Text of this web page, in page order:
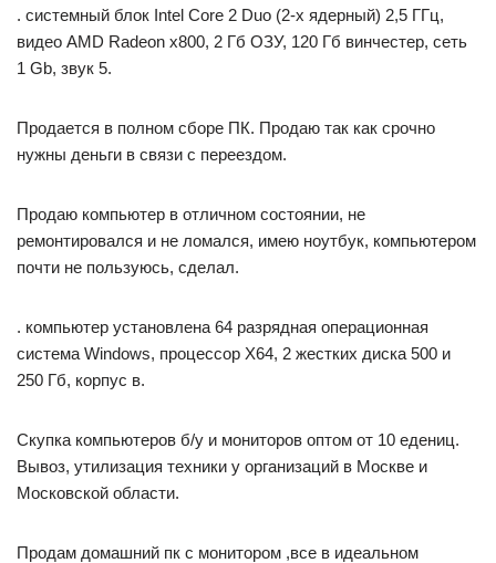
. системный блок Intel Core 2 Duo (2-х ядерный) 2,5 ГГц,
видео AMD Radeon x800, 2 Гб ОЗУ, 120 Гб винчестер, сеть
1 Gb, звук 5.
Продается в полном сборе ПК. Продаю так как срочно
нужны деньги в связи с переездом.
Продаю компьютер в отличном состоянии, не
ремонтировался и не ломался, имею ноутбук, компьютером
почти не пользуюсь, сделал.
. компьютер установлена 64 разрядная операционная
система Windows, процессор Х64, 2 жестких диска 500 и
250 Гб, корпус в.
Скупка компьютеров б/у и мониторов оптом от 10 едениц.
Вывоз, утилизация техники у организаций в Москве и
Московской области.
Продам домашний пк с монитором ,все в идеальном